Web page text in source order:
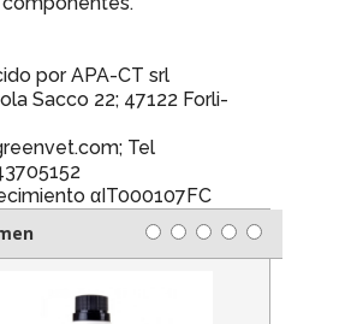
por APA-CT srl
Sacco 22; 47122 Forli-
Tel
αIT000107FC